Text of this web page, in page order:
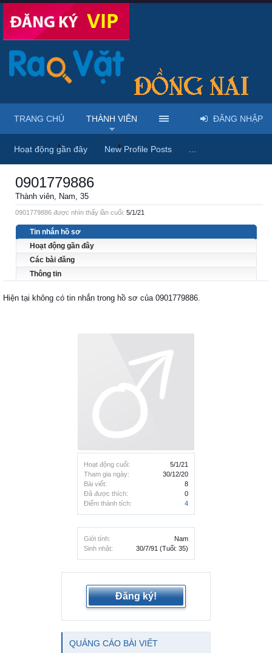
Trang chủ Thành viên 0901779886
Hoạt động cuối:
5/1/21
Tham gia ngày:
30/12/20
Bài viết:
8
Đã được thích:
0
Điểm thành tích:
4
Giới tính:
Nam
Sinh nhật:
30/7/91 (Tuổi: 35)
0901779886
Thành viên, Nam, 35
0901779886 được nhìn thấy lần cuối: 5/1/21
Tin nhắn hồ sơ
Hoạt động gần đây
Các bài đăng
Thông tin
Hiện tại không có tin nhắn trong hồ sơ của 0901779886.
Đăng ký!
QUẢNG CÁO BÀI VIẾT
TRANG CHỦ THÀNH VIÊN
Hoạt động gần đây New Profile Posts
ĐĂNG NHẬP